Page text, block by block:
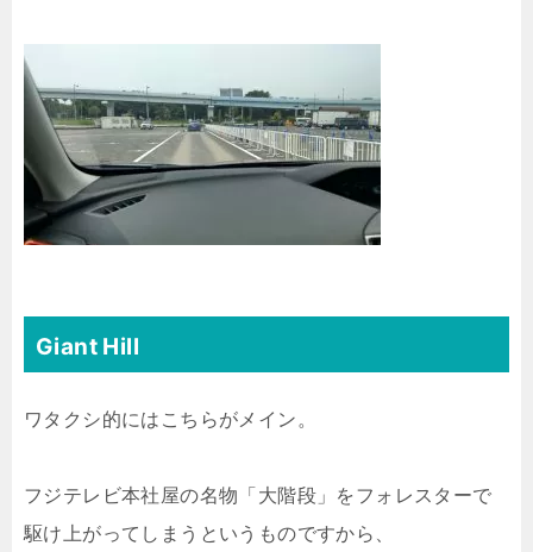
Giant Hill
ワタクシ的にはこちらがメイン。
フジテレビ本社屋の名物「大階段」をフォレスターで
駆け上がってしまうというものですから、